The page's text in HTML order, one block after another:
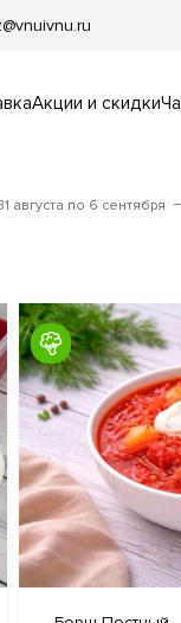
Акции и скидки
августа по 6 сентября